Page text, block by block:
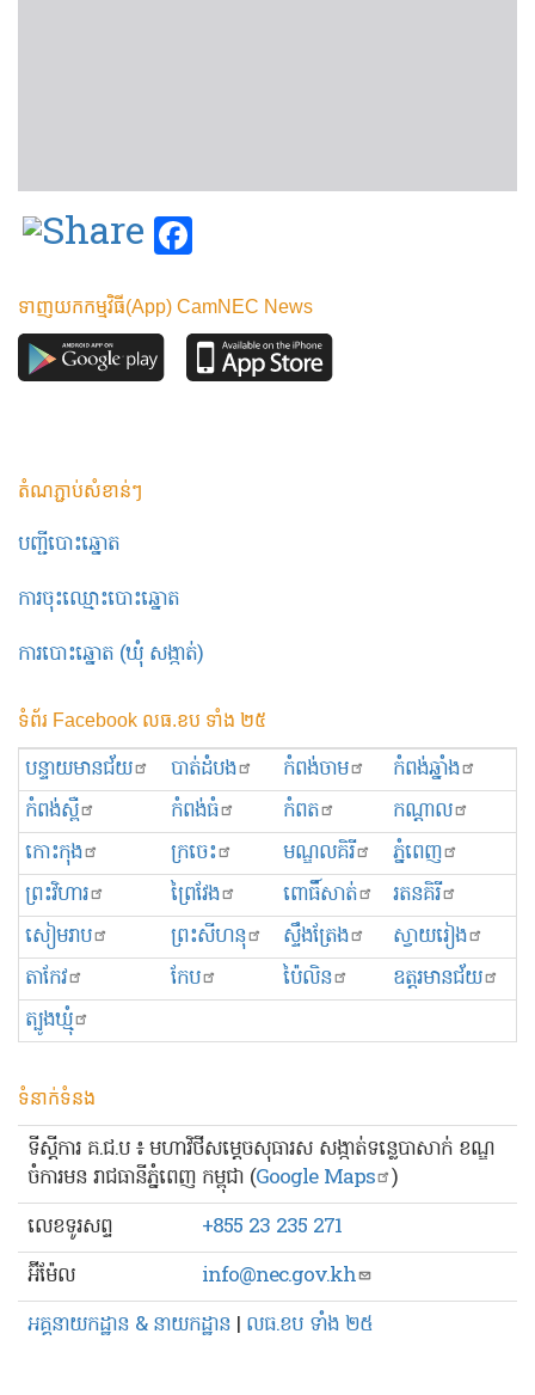
ទាញយកកម្មវិធី(App) CamNEC News
តំណភ្ជាប់សំខាន់ៗ
បញ្ជីបោះឆ្នោត
ការចុះឈ្មោះបោះឆ្នោត
ការបោះឆ្នោត (ឃុំ សង្កាត់)
ទំព័រ Facebook លធ.ខប ទាំង ២៥
បន្ទាយមានជ័យ បាត់ដំបង កំពង់ចាម
កំពង់ឆ្នាំង
កំពង់ស្ពឺ
កំពង់ធំ កំពត
កណ្ដាល
កោះកុង
ក្រចេះ មណ្ឌលគិរី
ភ្នំពេញ
ព្រះ​វិហារ
ព្រៃវែង ពោធិ៍សាត់
រតនគិរី
សៀមរាប
ព្រះសីហនុ ស្ទឹងត្រែង
ស្វាយរៀង
តាកែវ
កែប ប៉ៃលិន
ឧត្ដរមានជ័យ
ត្បូងឃ្មុំ
ទំនាក់ទំនង
ទីស្ដីការ គ.ជ.ប ៖ មហាវិថីសម្ដេចសុធារស សង្កាត់ទន្លេបាសាក់ ខណ្ឌ
ចំការមន រាជធានីភ្នំពេញ កម្ពុជា (Google Maps )
លេខ​ទូរសព្ទ
+855 23 235 271
អ៊ីម៉ែល
info@nec.gov.kh
អគ្គនាយកដ្ឋាន & នាយកដ្ឋាន | លធ.ខប ទាំង ២៥